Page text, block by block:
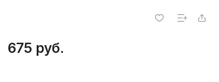
675 руб.